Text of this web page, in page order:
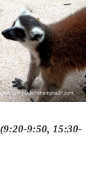
9:50, 15:30-